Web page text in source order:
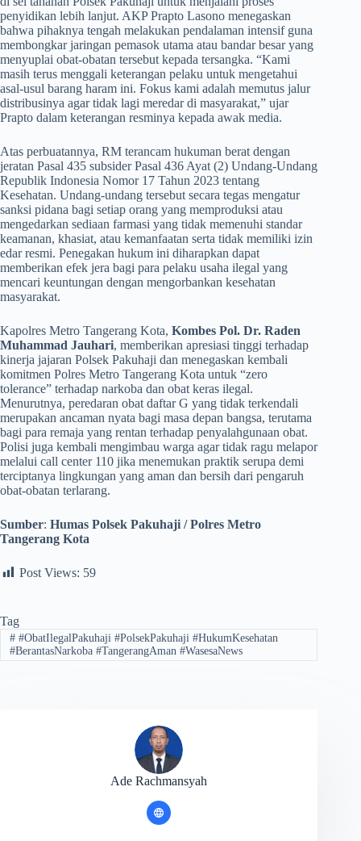
penyidikan lebih lanjut. AKP Prapto Lasono menegaskan
bahwa pihaknya tengah melakukan pendalaman intensif guna
membongkar jaringan pemasok utama atau bandar besar yang
menyuplai obat-obatan tersebut kepada tersangka. “Kami
masih terus menggali keterangan pelaku untuk mengetahui
asal-usul barang haram ini. Fokus kami adalah memutus jalur
distribusinya agar tidak lagi meredar di masyarakat,” ujar
Prapto dalam keterangan resminya kepada awak media.
​Atas perbuatannya, RM terancam hukuman berat dengan
jeratan Pasal 435 subsider Pasal 436 Ayat (2) Undang-Undang
Republik Indonesia Nomor 17 Tahun 2023 tentang
Kesehatan. Undang-undang tersebut secara tegas mengatur
sanksi pidana bagi setiap orang yang memproduksi atau
mengedarkan sediaan farmasi yang tidak memenuhi standar
keamanan, khasiat, atau kemanfaatan serta tidak memiliki izin
edar resmi. Penegakan hukum ini diharapkan dapat
memberikan efek jera bagi para pelaku usaha ilegal yang
mencari keuntungan dengan mengorbankan kesehatan
masyarakat.
​Kapolres Metro Tangerang Kota, Kombes Pol. Dr. Raden
Muhammad Jauhari, memberikan apresiasi tinggi terhadap
kinerja jajaran Polsek Pakuhaji dan menegaskan kembali
komitmen Polres Metro Tangerang Kota untuk “zero
tolerance” terhadap narkoba dan obat keras ilegal.
Menurutnya, peredaran obat daftar G yang tidak terkendali
merupakan ancaman nyata bagi masa depan bangsa, terutama
bagi para remaja yang rentan terhadap penyalahgunaan obat.
Polisi juga kembali mengimbau warga agar tidak ragu melapor
melalui call center 110 jika menemukan praktik serupa demi
terciptanya lingkungan yang aman dan bersih dari pengaruh
obat-obatan terlarang.
Sumber: Humas Polsek Pakuhaji / Polres Metro
Tangerang Kota
Post Views: 59
Tag
##ObatIlegalPakuhaji #PolsekPakuhaji #HukumKesehatan
#BerantasNarkoba #TangerangAman #WasesaNews
Ade Rachmansyah